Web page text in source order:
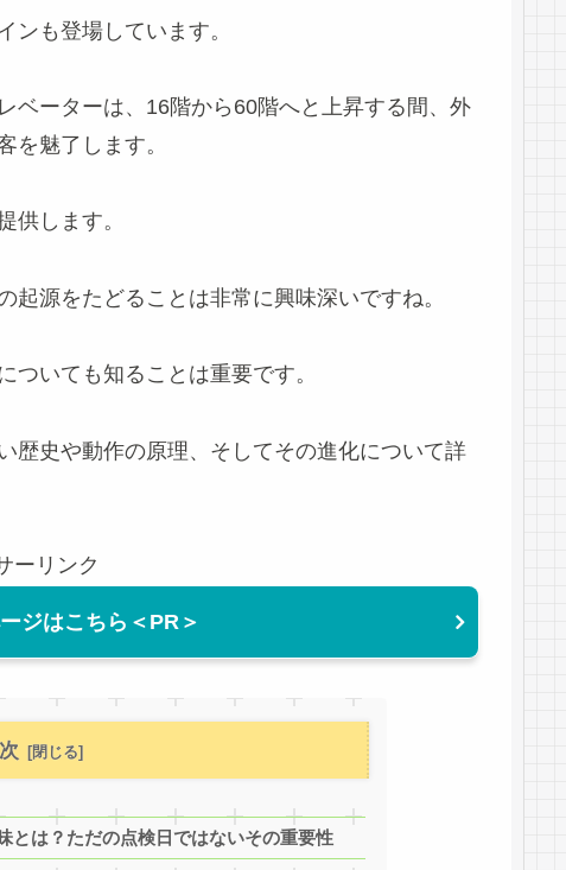
ンも登場しています。
ベーターは、16階から60階へと上昇する間、外
を魅了します。
供します。
源をたどることは非常に興味深いですね。
ついても知ることは重要です。
歴史や動作の原理、そしてその進化について詳
ーリンク
ジはこちら＜PR＞
は？ただの点検日ではないその重要性